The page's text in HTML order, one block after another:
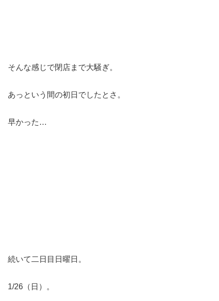
続いて二日目日曜日。
ですが、今シーズンは全然違って、
初日くらい皆が遊びに来てくれてました。